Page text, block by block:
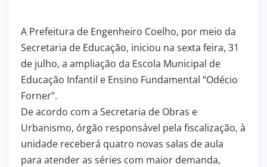
A Prefeitura de Engenheiro Coelho, por meio da
Secretaria de Educação, iniciou na sexta feira, 31
de julho, a ampliação da Escola Municipal de
Educação Infantil e Ensino Fundamental “Odécio
Forner”.
De acordo com a Secretaria de Obras e
Urbanismo, órgão responsável pela fiscalização, à
unidade receberá quatro novas salas de aula
para atender as séries com maior demanda,